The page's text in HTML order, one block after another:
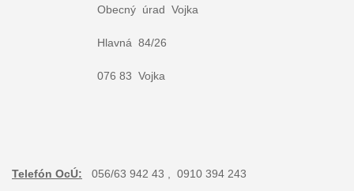
Obecný úrad Vojka
Hlavná 84/26
076 83 Vojka
Telefón OcÚ: 056/63 942 43 , 0910 394 243